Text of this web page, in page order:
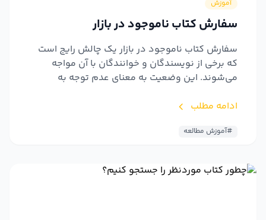
آموزش
سفارش کتاب ناموجود در بازار
سفارش کتاب ناموجود در بازار یک چالش رایج است
که برخی از نویسندگان و خوانندگان با آن مواجه
می‌شوند. این وضعیت به معنای عدم توجه به
ادامه مطلب
#آموزش مطالعه